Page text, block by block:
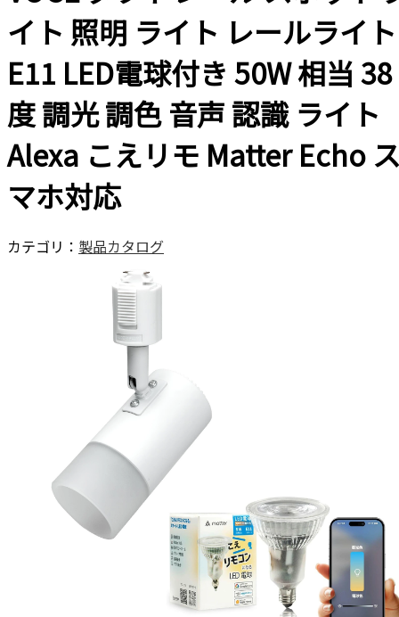
イト 照明 ライト レールライト
E11 LED電球付き 50W 相当 38
度 調光 調色 音声 認識 ライト
Alexa こえリモ Matter Echo
マホ対応
カテゴリ： 製品カタログ